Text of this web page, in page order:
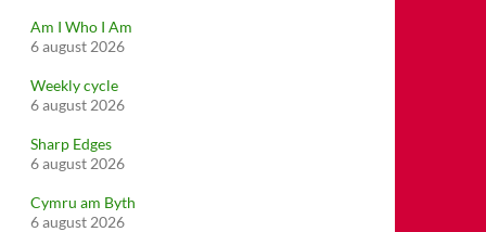
Am I Who I Am
6 august 2026
Weekly cycle
6 august 2026
Sharp Edges
6 august 2026
Cymru am Byth
6 august 2026